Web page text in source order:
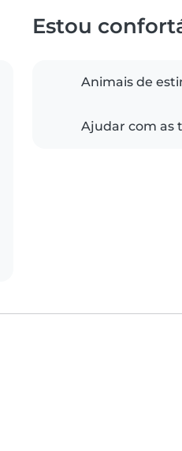
Estou
Animais de
Ajudar com as